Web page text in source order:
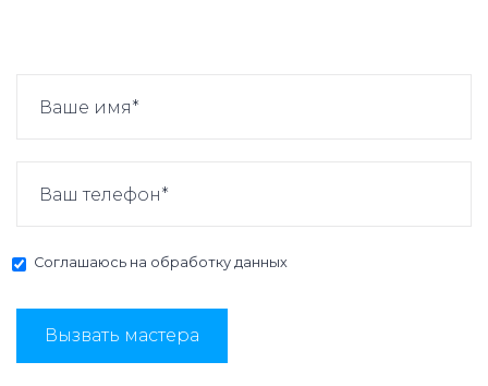
Соглашаюсь на обработку данных
Вызвать мастера